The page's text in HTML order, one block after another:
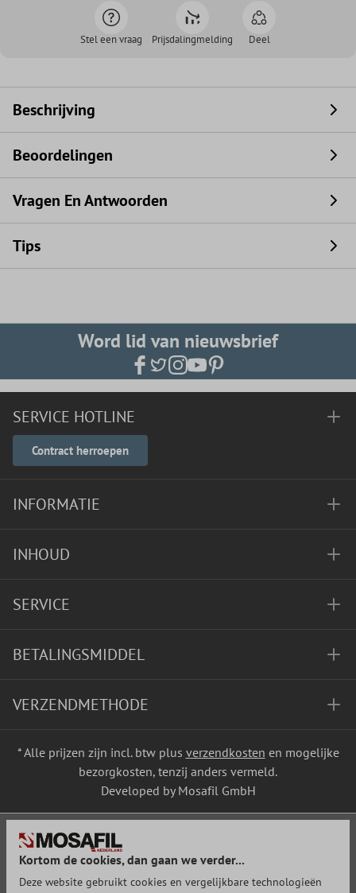
Stel een vraag Prijsdalingmelding Deel
Beschrijving
Beoordelingen
Vragen En Antwoorden
Tips
Word lid van nieuwsbrief
SERVICE HOTLINE
Contract herroepen
INFORMATIE
INHOUD
SERVICE
BETALINGSMIDDEL
VERZENDMETHODE
* Alle prijzen zijn incl. btw plus verzendkosten en mogelijke
bezorgkosten, tenzij anders vermeld.
Developed by Mosafil GmbH
Kortom de cookies, dan gaan we verder...
Deze website gebruikt cookies en vergelijkbare technologieën